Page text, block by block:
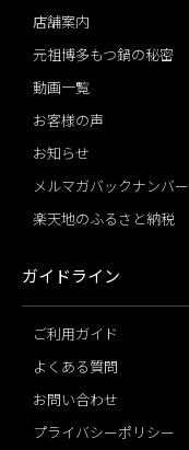
店舗案内
元祖博多もつ鍋の秘密
動画一覧
お客様の声
お知らせ
メルマガバックナンバー
楽天地のふるさと納税
ガイドライン
ご利用ガイド
よくある質問
お問い合わせ
プライバシーポリシー